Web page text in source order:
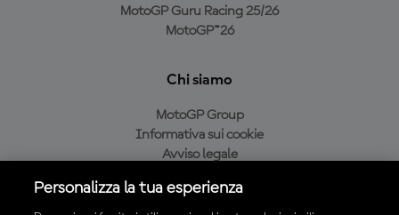
MotoGP Guru Racing 25/26
MotoGP™26
Chi siamo
MotoGP Group
Informativa sui cookie
Avviso legale
Condizioni di acquisto
Personalizza la tua esperienza